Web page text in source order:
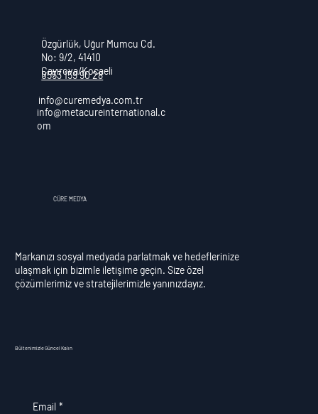
Özgürlük, Uğur Mumcu Cd.
No: 9/2, 41410
Çayırova/Kocaeli
info@curemedya.com.tr
info@metacureinternational.c
om
0553 159 90 28
CÜRE MEDYA
Markanızı sosyal medyada parlatmak ve hedeflerinize
ulaşmak için bizimle iletişime geçin. Size özel
çözümlerimiz ve stratejilerimizle yanınızdayız.
Bültenimizle Güncel Kalın
Email *